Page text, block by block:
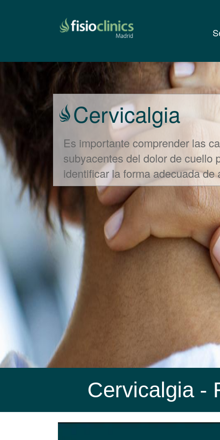
contenido
Cervicalgia
Es importante comprender las
subyacentes del dolor de cuello
identificar la forma adecuada de
Cervicalgia-
Cervicalgia